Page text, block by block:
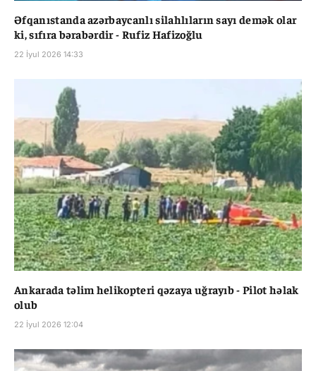
Əfqanıstanda azərbaycanlı silahlıların sayı demək olar
ki, sıfıra bərabərdir - Rufiz Hafizoğlu
22 İyul 2026 14:33
Ankarada təlim helikopteri qəzaya uğrayıb - Pilot həlak
olub
22 İyul 2026 12:04